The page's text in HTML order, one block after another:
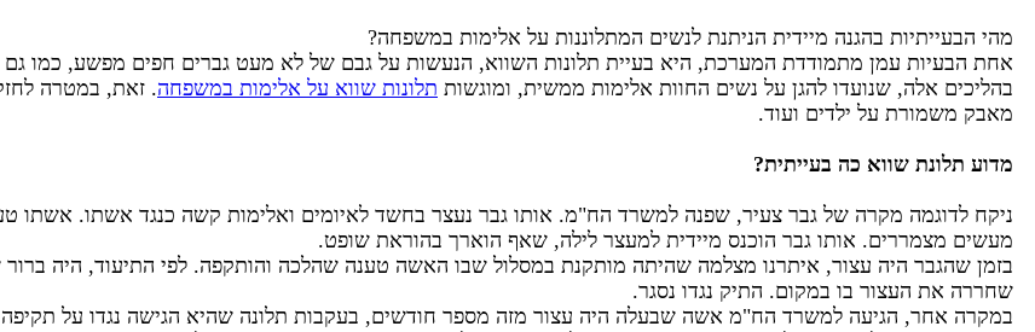
מהי הבעייתיות בהגנה מיידית הניתנת לנשים המתלוננות על אלימות במשפחה?
אחת הבעיות עמן מתמודדת המערכת, היא בעיית תלונות השווא, הנעשות על גבם של לא מעט גברים חפים מפשע, כמו
בהליכים אלה, שנועדו להגן על נשים החוות אלימות ממשית, ומוגשות תלונות שווא על אלימות במשפחה. זאת, במטרה לחזק
מאבק משמורת על ילדים ועוד.
מדוע תלונת שווא כה בעייתית?
ניקח לדוגמה מקרה של גבר צעיר, שפנה למשרד הח"מ. אותו גבר נעצר בחשד לאיומים ואלימות קשה כנגד אשתו. אשתו
מעשים מצמררים. אותו גבר הוכנס מיידית למעצר לילה, שאף הוארך בהוראת שופט.
בזמן שהגבר היה עצור, איתרנו מצלמה שהיתה מותקנת במסלול שבו האשה טענה שהלכה והותקפה. לפי התיעוד, היה
שחררה את העצור בו במקום. התיק נגדו נסגר.
במקרה אחר, הגיעה למשרד הח"מ אשה שבעלה היה עצור מזה מספר חודשים, בעקבות תלונה שהיא הגישה נגדו על